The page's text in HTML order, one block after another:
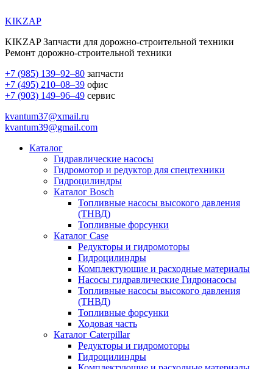
KIKZAP
KIKZAP Запчасти для дорожно-строительной техники
Ремонт дорожно-строительной техники
+7 (985) 139–92–80 запчасти
+7 (495) 210–08–39 офис
+7 (903) 149–96–49 сервис
kvantum37@xmail.ru
kvantum39@gmail.com
Каталог
Гидравлические насосы
Гидромотор и редуктор для спецтехники
Гидроцилиндры
Каталог Bosch
Топливные насосы высокого давления
(ТНВД)
Топливные форсунки
Каталог Case
Редукторы и гидромоторы
Гидроцилиндры
Комплектующие и расходные материалы
Насосы гидравлические Гидронасосы
Топливные насосы высокого давления
(ТНВД)
Топливные форсунки
Ходовая часть
Каталог Caterpillar
Редукторы и гидромоторы
Гидроцилиндры